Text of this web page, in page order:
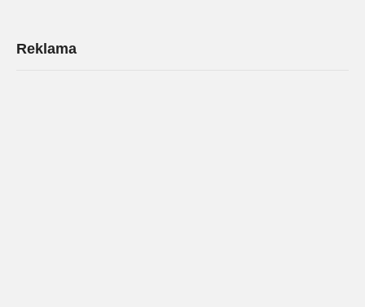
Reklama